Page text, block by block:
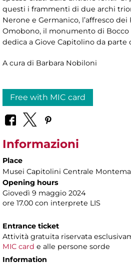
questi i frammenti di due archi
Nerone e Germanico, l’affresco dei
Omobono, il monumento di Bocco
dedica a Giove Capitolino da parte
A cura di Barbara Nobiloni
Free with MIC card
Informazioni
Place
Musei Capitolini Centrale
Opening hours
Giovedì 9 maggio 2024
ore 17.00 con interprete LIS
Entrance ticket
Attività gratuita riservata
MIC card e alle persone sorde
Information